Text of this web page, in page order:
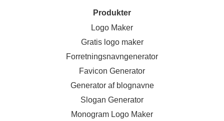
Produkter
Logo Maker
Gratis logo maker
Forretningsnavngenerator
Favicon Generator
Generator af blognavne
Slogan Generator
Monogram Logo Maker